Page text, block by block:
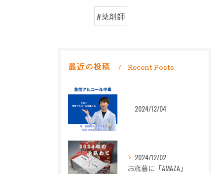
#薬剤師
最近の投稿 Recent Posts
2024/12/04
2024/12/02
お歳暮に「AMAZA」